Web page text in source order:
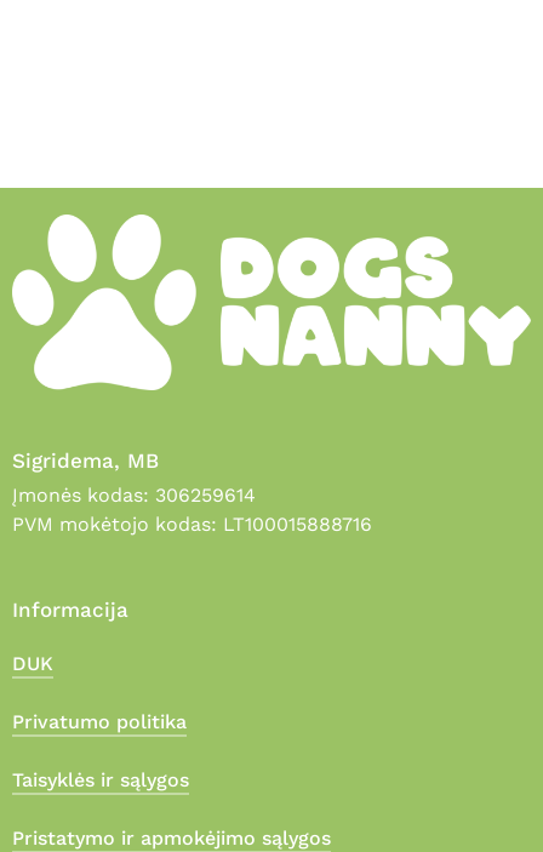
Sigridema, MB
Įmonės kodas: 306259614
PVM mokėtojo kodas: LT100015888716
Informacija
DUK
Privatumo politika
Taisyklės ir sąlygos
Pristatymo ir apmokėjimo sąlygos